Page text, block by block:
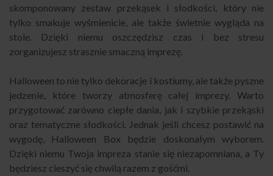
skomponowany zestaw przekąsek i słodkości, który nie
tylko smakuje wyśmienicie, ale także świetnie wygląda na
stole. Dzięki niemu oszczędzisz czas i bez stresu
zorganizujesz strasznie smaczną imprezę.
Halloween to nie tylko dekoracje i kostiumy, ale także pyszne
jedzenie, które tworzy atmosferę całej imprezy. Warto
przygotować zarówno ciepłe dania, jak i szybkie przekąski
oraz tematyczne słodkości. Jednak jeśli chcesz postawić na
wygodę, Halloween Box będzie doskonałym wyborem.
Dzięki niemu Twoja impreza stanie się niezapomniana, a Ty
będziesz cieszyć się chwilą razem z gośćmi.